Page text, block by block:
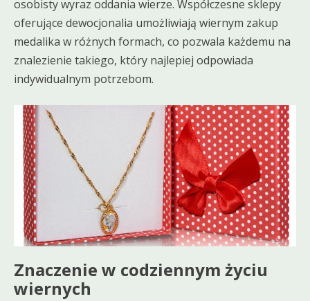
osobisty wyraz oddania wierze. Współczesne sklepy
oferujące dewocjonalia umożliwiają wiernym zakup
medalika w różnych formach, co pozwala każdemu na
znalezienie takiego, który najlepiej odpowiada
indywidualnym potrzebom.
Znaczenie w codziennym życiu
wiernych